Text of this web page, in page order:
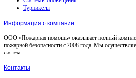
Турникеты
Информация о компании
ООО «Пожарная помощь» оказывает полный
пожарной безопасности с 2008 года. Мы
систем...
Контакты